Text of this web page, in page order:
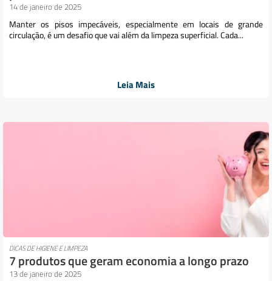
14 de janeiro de 2025
Manter os pisos impecáveis, especialmente em locais de grande
circulação, é um desafio que vai além da limpeza superficial. Cada...
Leia Mais
DICAS DE HIGIENE E LIMPEZA
7 produtos que geram economia a longo prazo
13 de janeiro de 2025